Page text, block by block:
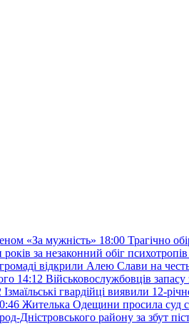
«За мужність» 18:00 Трагічно
за незаконний обіг
відкрили Алею Слави на
14:12 Військовослужбовців
Ізмаїльські гвардійці виявили 12-
Жителька Одещини просила суд
Дністровського району за збут